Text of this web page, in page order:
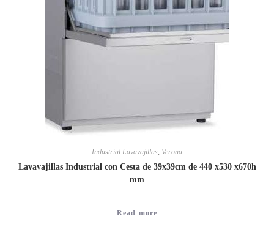
Industrial Lavavajillas Verona
Lavavajillas Industrial con Cesta de 39x39cm de 440 x530 x670h
mm
Read more